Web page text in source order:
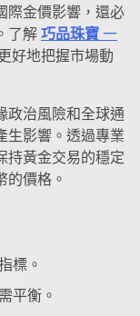
際金價影響，還必
了解 巧品珠寶 一
好地把握市場動
政治風險和全球通
生影響。透過專業
持黃金交易的穩定
的價格。
標。
平衡。